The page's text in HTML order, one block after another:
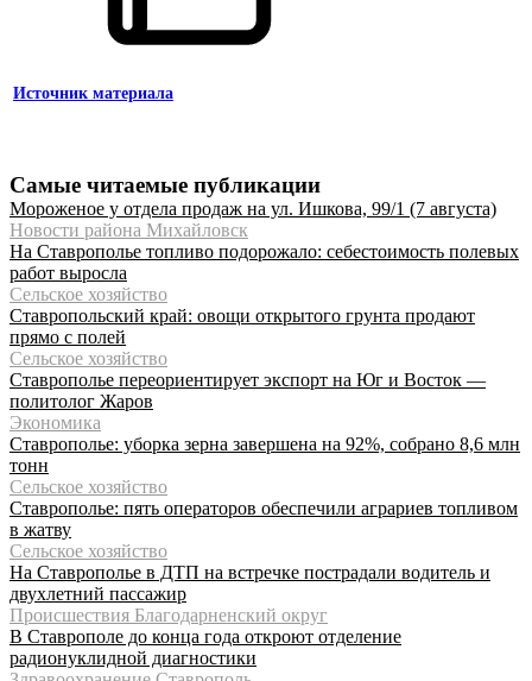
Источник материала
Самые читаемые публикации
Мороженое у отдела продаж на ул. Ишкова, 99/1 (7 августа)
Новости района Михайловск
На Ставрополье топливо подорожало: себестоимость полевых
работ выросла
Сельское хозяйство
Ставропольский край: овощи открытого грунта продают
прямо с полей
Сельское хозяйство
Ставрополье переориентирует экспорт на Юг и Восток —
политолог Жаров
Экономика
Ставрополье: уборка зерна завершена на 92%, собрано 8,6 млн
тонн
Сельское хозяйство
Ставрополье: пять операторов обеспечили аграриев топливом
в жатву
Сельское хозяйство
На Ставрополье в ДТП на встречке пострадали водитель и
двухлетний пассажир
Происшествия Благодарненский округ
В Ставрополе до конца года откроют отделение
радионуклидной диагностики